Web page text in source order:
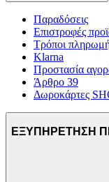
δικτύωσης,
Παραδόσεις
Επιστροφές
Τρόποι
Klarna
Προστασία
Άρθρο 39
Δωροκάρτες
ΕΞΥΠΗΡΕΤΗΣΗ